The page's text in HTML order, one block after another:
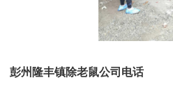
彭州隆丰镇除老鼠公司电话